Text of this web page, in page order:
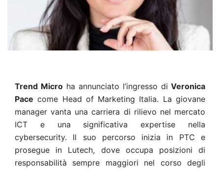
Trend Micro ha annunciato l’ingresso di Veronica
Pace come Head of Marketing Italia. La giovane
manager vanta una carriera di rilievo nel mercato
ICT e una significativa expertise nella
cybersecurity. Il suo percorso inizia in PTC e
prosegue in Lutech, dove occupa posizioni di
responsabilità sempre maggiori nel corso degli